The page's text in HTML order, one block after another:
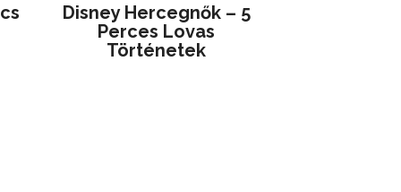
Disney ​Hercegnők – 5
Perces Lovas
Történetek